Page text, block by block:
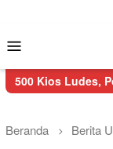
Mobile
Polres
Beranda Berita